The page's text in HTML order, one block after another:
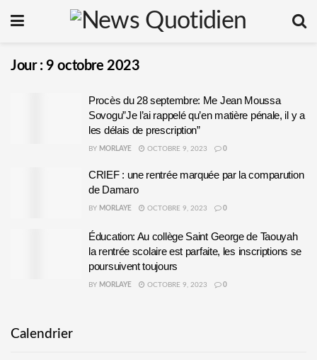
Jour :9 octobre 2023
Procès du 28 septembre: Me Jean Moussa
Sovogu”Je l’ai rappelé qu’en matière pénale, il y a
les délais de prescription”
BY MORLAYE OCTOBRE 9, 2023 0
CRIEF : une rentrée marquée par la comparution
de Damaro
BY MORLAYE OCTOBRE 9, 2023 0
Éducation: Au collège Saint George de Taouyah
la rentrée scolaire est parfaite, les inscriptions se
poursuivent toujours
BY MORLAYE OCTOBRE 9, 2023 0
Calendrier